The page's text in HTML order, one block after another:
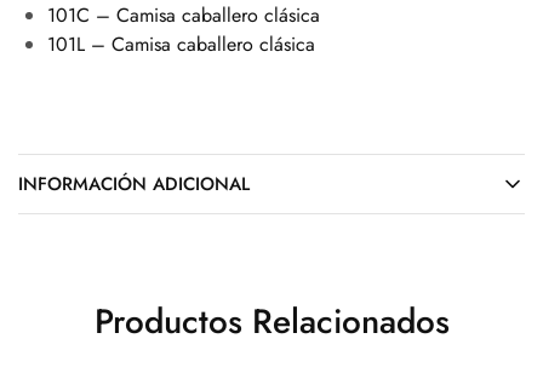
101C – Camisa caballero clásica
101L – Camisa caballero clásica
INFORMACIÓN ADICIONAL
Productos Relacionados